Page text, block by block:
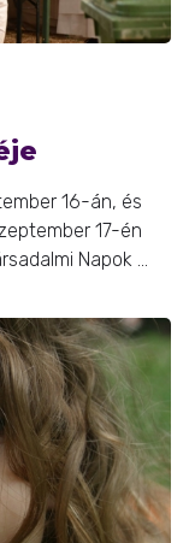
16-án, és
17-én
Napok ...